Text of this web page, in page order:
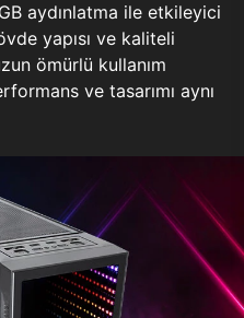
aydınlatma ile etkileyici
yapısı ve kaliteli
ömürlü kullanım
ve tasarımı aynı